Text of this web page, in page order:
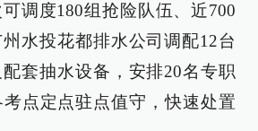
调度180组抢险队伍、近700
水投花都排水公司调配12台
套抽水设备，安排20名专职
点定点驻点值守，快速处置